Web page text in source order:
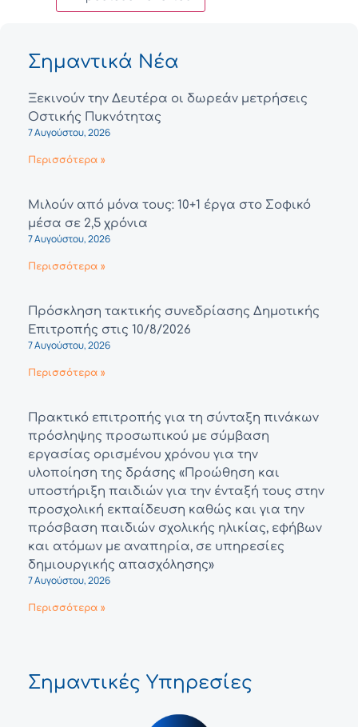
Σημαντικά Νέα
Ξεκινούν την Δευτέρα οι δωρεάν μετρήσεις
Οστικής Πυκνότητας
7 Αυγούστου, 2026
Περισσότερα »
Μιλούν από μόνα τους: 10+1 έργα στο Σοφικό
μέσα σε 2,5 χρόνια
7 Αυγούστου, 2026
Περισσότερα »
Πρόσκληση τακτικής συνεδρίασης Δημοτικής
Επιτροπής στις 10/8/2026
7 Αυγούστου, 2026
Περισσότερα »
Πρακτικό επιτροπής για τη σύνταξη πινάκων
πρόσληψης προσωπικού με σύμβαση
εργασίας ορισμένου χρόνου για την
υλοποίηση της δράσης «Προώθηση και
υποστήριξη παιδιών για την ένταξή τους στην
προσχολική εκπαίδευση καθώς και για την
πρόσβαση παιδιών σχολικής ηλικίας, εφήβων
και ατόμων με αναπηρία, σε υπηρεσίες
δημιουργικής απασχόλησης»
7 Αυγούστου, 2026
Περισσότερα »
Σημαντικές Υπηρεσίες